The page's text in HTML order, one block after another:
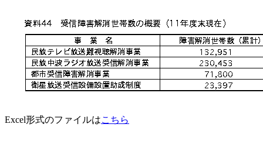
Excel形式のファイルはこちら